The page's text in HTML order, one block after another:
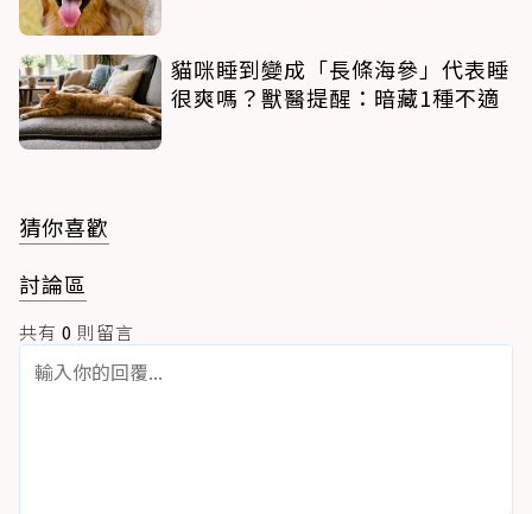
貓咪睡到變成「長條海參」代表睡
很爽嗎？獸醫提醒：暗藏1種不適
猜你喜歡
討論區
共有 0 則留言